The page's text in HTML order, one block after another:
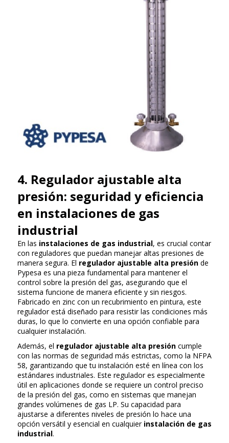
4. Regulador ajustable alta
presión: seguridad y eficiencia
en instalaciones de gas
industrial
En las instalaciones de gas industrial, es crucial contar
con reguladores que puedan manejar altas presiones de
manera segura. El regulador ajustable alta presión de
Pypesa es una pieza fundamental para mantener el
control sobre la presión del gas, asegurando que el
sistema funcione de manera eficiente y sin riesgos.
Fabricado en zinc con un recubrimiento en pintura, este
regulador está diseñado para resistir las condiciones más
duras, lo que lo convierte en una opción confiable para
cualquier instalación.
Además, el regulador ajustable alta presión cumple
con las normas de seguridad más estrictas, como la NFPA
58, garantizando que tu instalación esté en línea con los
estándares industriales. Este regulador es especialmente
útil en aplicaciones donde se requiere un control preciso
de la presión del gas, como en sistemas que manejan
grandes volúmenes de gas LP. Su capacidad para
ajustarse a diferentes niveles de presión lo hace una
opción versátil y esencial en cualquier instalación de gas
industrial.